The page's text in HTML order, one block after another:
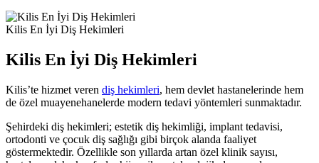
Kilis En İyi Diş Hekimleri
Kilis En İyi Diş Hekimleri
Kilis’te hizmet veren diş hekimleri, hem devlet hastanelerinde hem
de özel muayenehanelerde modern tedavi yöntemleri sunmaktadır.
Şehirdeki diş hekimleri; estetik diş hekimliği, implant tedavisi,
ortodonti ve çocuk diş sağlığı gibi birçok alanda faaliyet
göstermektedir. Özellikle son yıllarda artan özel klinik sayısı,